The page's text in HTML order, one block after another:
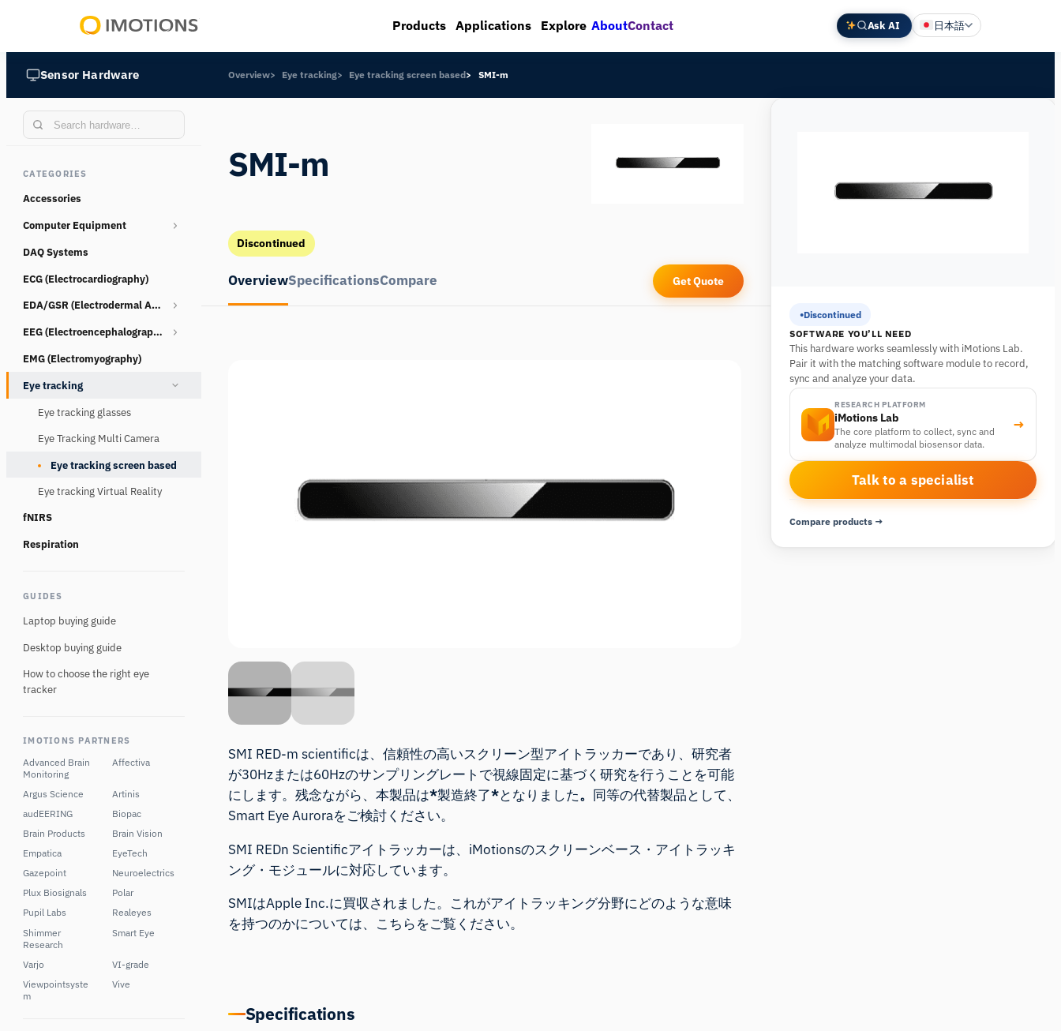
Products Applications Explore AboutContact Ask AI 日本語
Sensor Hardware
CATEGORIES
Accessories
Computer Equipment
Webcams
DAQ Systems
ECG (Electrocardiography)
EDA/GSR (Electrodermal Activity)
Consumables EEG (Electroencephalography)
Consumables
EMG (Electromyography)
Eye tracking
Eye tracking glasses
Eye Tracking Multi Camera
Eye tracking screen based
Eye tracking Virtual Reality
fNIRS
Respiration
GUIDES
Laptop buying guide
Desktop buying guide
How to choose the right eye
tracker
IMOTIONS PARTNERS
Advanced Brain
Monitoring
Affectiva
Argus Science
Artinis
audEERING
Biopac
Brain Products
Brain Vision
Empatica
EyeTech
Gazepoint
Neuroelectrics
Plux Biosignals
Polar
Pupil Labs
Realeyes
Shimmer
Research
Smart Eye
Varjo
VI-grade
Viewpointsyste
m
Vive
Overview Eye tracking Eye tracking screen based SMI-m
SMI-m
Discontinued
OverviewSpecificationsCompare Get Quote
SMI RED-m scientificは、信頼性の高いスクリーン型アイトラッカーであり、研究者
が30Hzまたは60Hzのサンプリングレートで視線固定に基づく研究を行うことを可能
にします。残念ながら、本製品は*製造終了*となりました。 同等の代替製品として、
Smart Eye Auroraをご検討ください。
SMI REDn Scientificアイトラッカーは、iMotionsのスクリーンベース・アイトラッキ
ング・モジュールに対応しています。
SMIはApple Inc.に買収されました。これがアイトラッキング分野にどのような意味
を持つのかについては、
こちらをご覧ください。
Specifications
Discontinued
SOFTWARE YOU’LL NEED
This hardware works seamlessly with iMotions Lab.
Pair it with the matching software module to record,
sync and analyze your data.
RESEARCH PLATFORM
iMotions Lab
The core platform to collect, sync and
analyze multimodal biosensor data.
→
Talk to a specialist
Compare products →